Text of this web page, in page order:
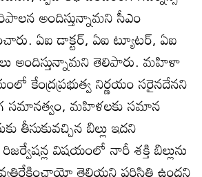
అందిస్తున్నామని సీఎం
ఏఐ డాక్టర్, ఏఐ ట్యూటర్, ఏఐ
అందిస్తున్నామని తెలిపారు. మహిళా
కేంద్రప్రభుత్వ నిర్ణయం సరైనదేనని
సమానత్వం, మహిళలకు సమాన
తీసుకువచ్చిన బిల్లు ఇదని
విషయంలో నారీ శక్తి బిల్లును